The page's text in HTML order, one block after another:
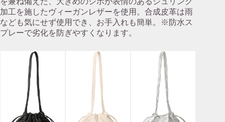
加工を施したヴィーガンレザーを使用。合成皮革は雨
なども気にせず使用でき、お手入れも簡単。※防水ス
プレーで劣化を防ぎやすくなります。